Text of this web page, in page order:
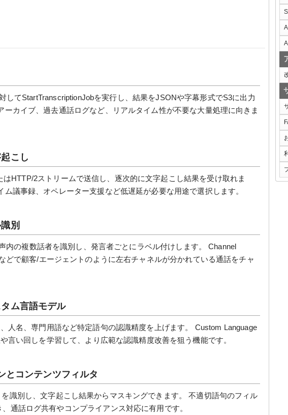
してStartTranscriptionJobを実行し、結果をJSONや字幕形式でS3に出力
ーカイブ、過去通話ログなど、リアルタイム性が不要な大量処理に向きま
こし
HTTP/2ストリームで送信し、逐次的に文字起こし結果を受け取れま
ム議事録、オペレーター支援など低遅延が必要な用途で選択します。
別
内の複数話者を識別し、発言者ごとにラベル付けします。 Channel
どで顧客/エージェントのように左右チャネルが分かれている通話をチャ
ム言語モデル
人名、専門用語など特定語句の認識精度を上げます。 Custom Language
言い回しを学習して、より広範な認識精度改善を狙う機能です。
とコンテンツフィルタ
識別し、文字起こし結果からマスキングできます。 不適切語句のフィル
通話ログ共有やコンプライアンス対応に有用です。